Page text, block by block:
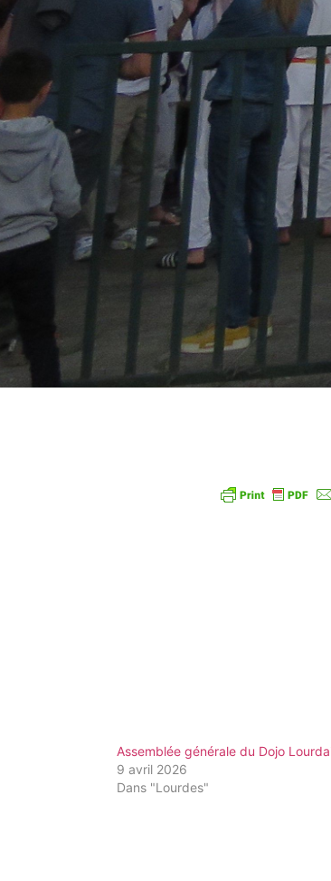
Assemblée générale du Dojo
9 avril 2026
Dans "Lourdes"